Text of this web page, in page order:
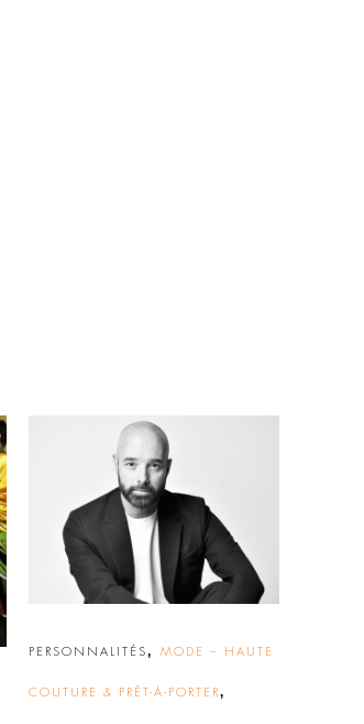
PERSONNALITÉS, MODE – HAUTE
COUTURE & PRÊT-À-PORTER,